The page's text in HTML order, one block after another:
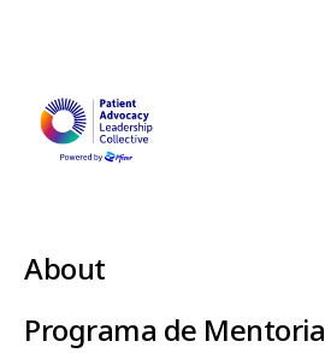
About
Programa de Mentoria